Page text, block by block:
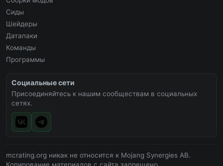
Сиды
Шейдеры
Датапаки
Команды
Программы
Социальные сети
Присоединяйтесь к нашим сообществам в социальных
сетях.
mcrating.org никак не относится к Mojang Synergies AB.